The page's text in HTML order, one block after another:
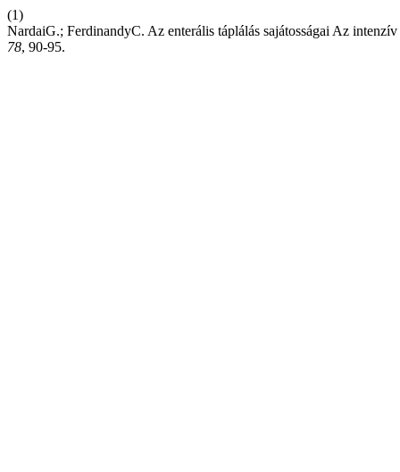
(1)
NardaiG.; FerdinandyC. Az enterális táplálás sajátosságai Az
78, 90-95.